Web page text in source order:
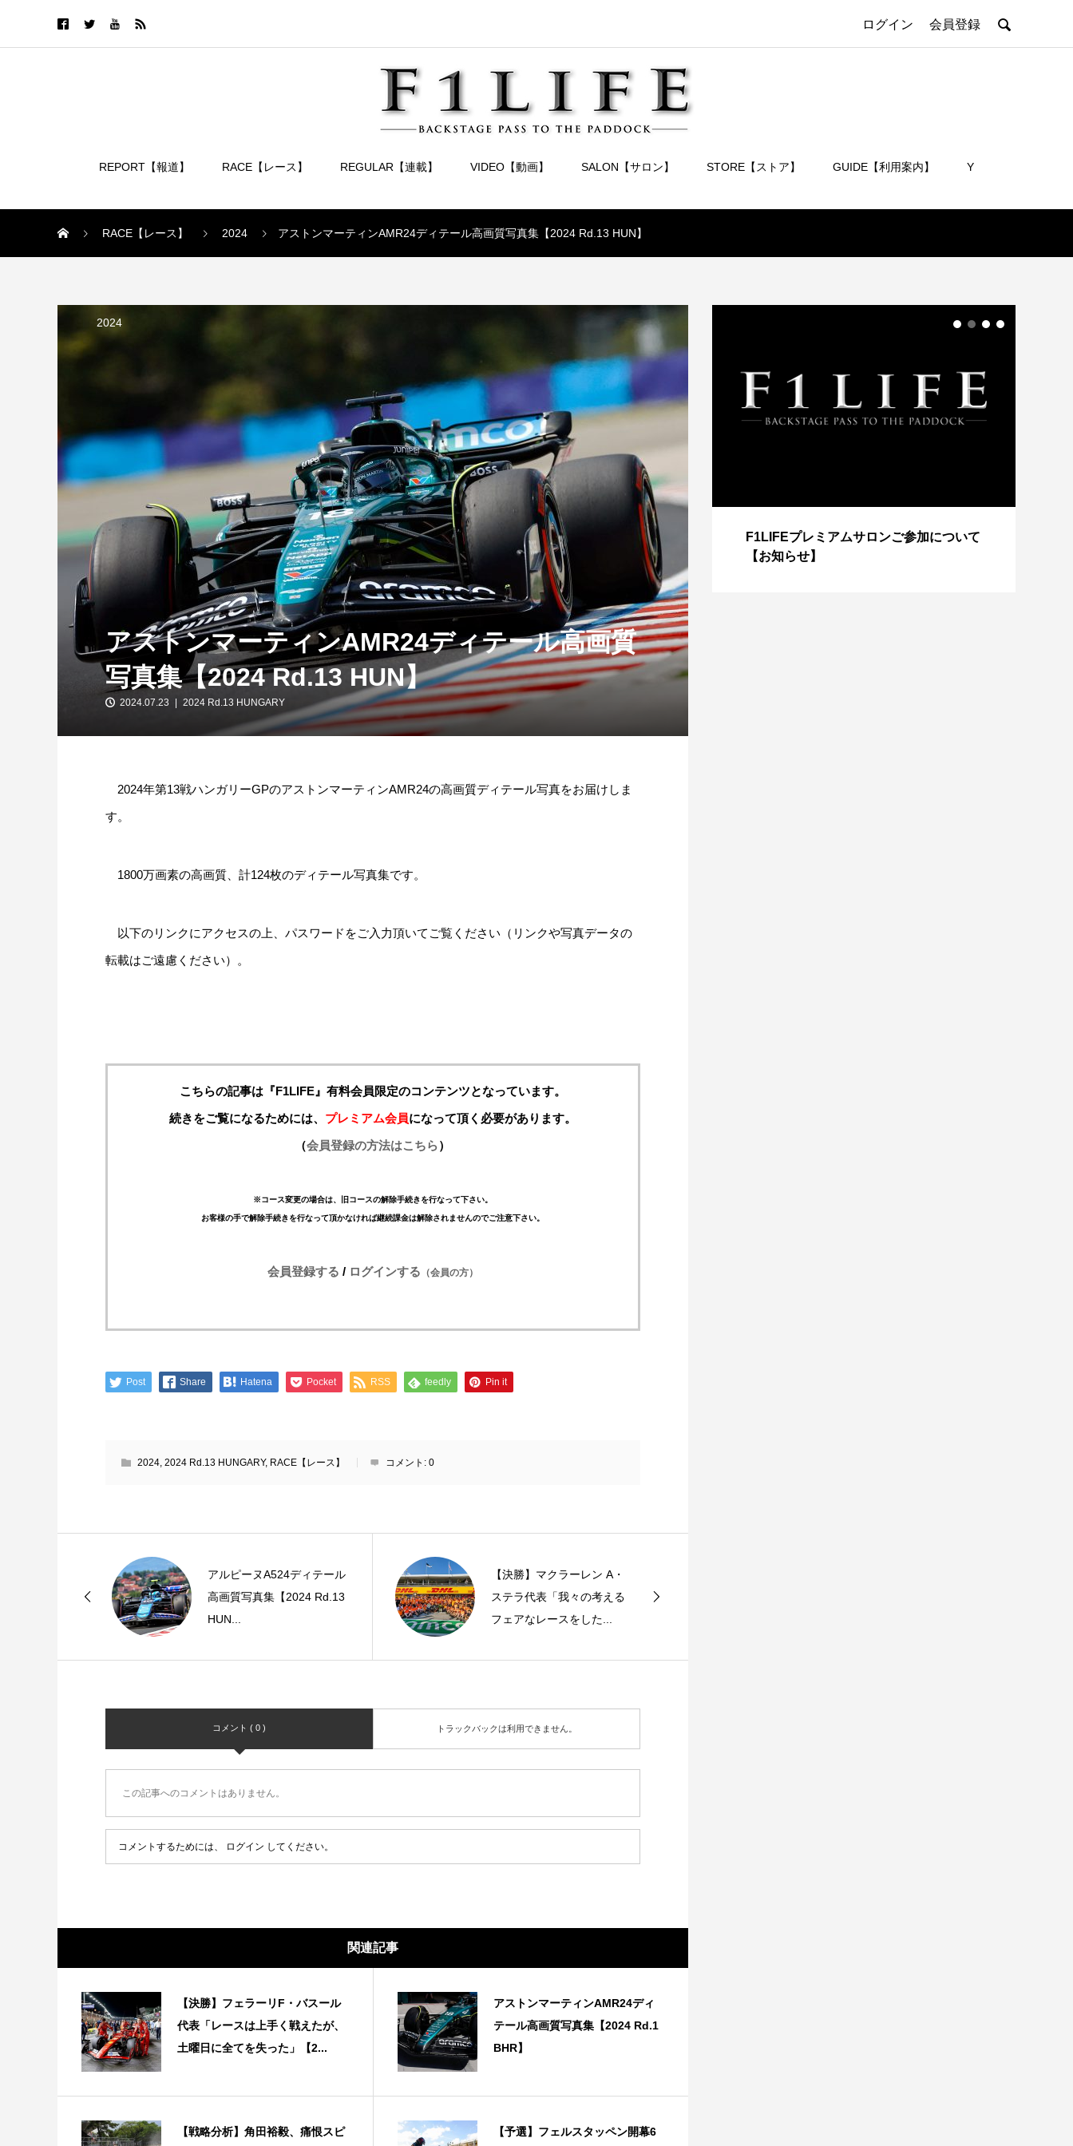
ログイン 会員登録 
REPORT【報道】 RACE【レース】 REGULAR【連載】 VIDEO【動画】 SALON【サロン】 STORE【ストア】 GUIDE【利用案内】 Y
RACE【レース】 2024 アストンマーティンAMR24ディテール高画質写真集【2024 Rd.13 HUN】
2024
アストンマーティンAMR24ディテール高画質
写真集【2024 Rd.13 HUN】
2024.07.23 2024 Rd.13 HUNGARY
2024年第13戦ハンガリーGPのアストンマーティンAMR24の高画質ディテール写真をお届けしま
す。
1800万画素の高画質、計124枚のディテール写真集です。
以下のリンクにアクセスの上、パスワードをご入力頂いてご覧ください（リンクや写真データの
転載はご遠慮ください）。
こちらの記事は『F1LIFE』有料会員限定のコンテンツとなっています。
続きをご覧になるためには、 プレミアム会員になって頂く必要があります。
（会員登録の方法はこちら）
※コース変更の場合は、旧コースの解除手続きを行なって下さい。
お客様の手で解除手続きを行なって頂かなければ継続課金は解除されませんのでご注意下さい。
会員登録する / ログインする （会員の方）
Post Share Hatena Pocket RSS feedly Pin it
2024, 2024 Rd.13 HUNGARY, RACE【レース】 コメント: 0
アルピーヌA524ディテール
高画質写真集【2024 Rd.13
HUN...
【決勝】マクラーレン A・
ステラ代表「我々の考える
フェアなレースをした...
コメント ( 0 ) トラックバックは利用できません。
この記事へのコメントはありません。
コメントするためには、 ログイン してください。
関連記事
【決勝】フェラーリF・バスール
代表「レースは上手く戦えたが、
土曜日に全てを失った」【2...
アストンマーティンAMR24ディ
テール高画質写真集【2024 Rd.1
BHR】
【戦略分析】角田裕毅、痛恨スピ
【予選】フェルスタッペン開幕6
【特別企画】2026年ホンダの現在地
①「アストンマーティンとの交渉4...
【特別記事】レーシングブルズ、
VCARB 02を生み出すファクトリー...
F1LIFEプレミアムサロンご参加について
【お知らせ】